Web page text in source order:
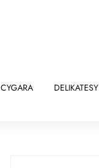
CYGARA DELIKATESY